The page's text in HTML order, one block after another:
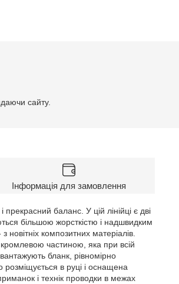
сайту.
Інформація для замовлення
баланс. У цій лінійці є дві
більшою жорсткістю і надшвидким
композитних матеріалів.
частиною, яка при всій
бланк, рівномірно
розміщується в руці і оснащена
і технік проводки в межах